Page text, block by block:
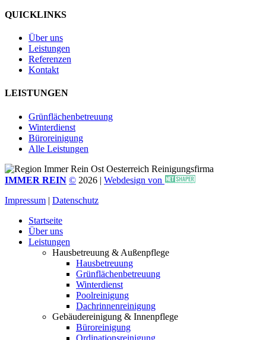
QUICKLINKS
Über uns
Leistungen
Referenzen
Kontakt
LEISTUNGEN
Grünflächenbetreuung
Winterdienst
Büroreinigung
Alle Leistungen
IMMER REIN © 2026 | Webdesign von
Impressum | Datenschutz
Startseite
Über uns
Leistungen
Hausbetreuung & Außenpflege
Hausbetreuung
Grünflächenbetreuung
Winterdienst
Poolreinigung
Dachrinnenreinigung
Gebäudereinigung & Innenpflege
Büroreinigung
Ordinationsreinigung